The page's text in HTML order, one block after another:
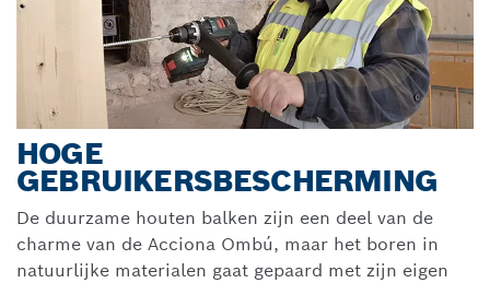
HOGE
GEBRUIKERSBESCHERMING
De duurzame houten balken zijn een deel van de
charme van de Acciona Ombú, maar het boren in
natuurlijke materialen gaat gepaard met zijn eigen